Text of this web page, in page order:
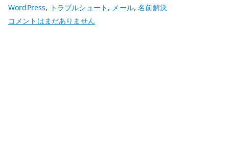
WordPress, トラブルシュート , メール,名前解決
WordPress
コメントはまだありません